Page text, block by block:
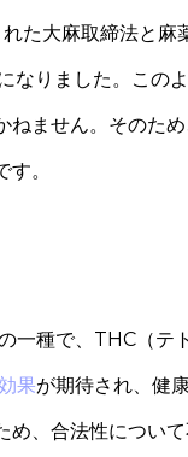
た大麻取締法と
りました。この
ません。そのた
。
一種で、THC（
果が期待され、健
、合法性につい